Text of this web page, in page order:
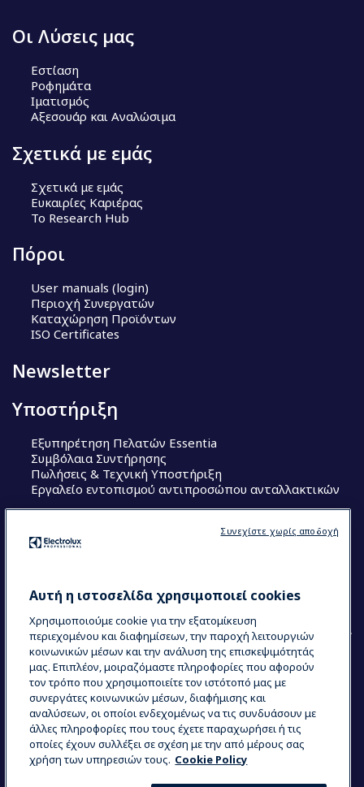
Οι Λύσεις μας
Εστίαση
Ροφημάτα
Ιματισμός
Αξεσουάρ και Αναλώσιμα
Σχετικά με εμάς
Σχετικά με εμάς
Ευκαιρίες Καριέρας
Το Research Hub
Πόροι
User manuals (login)
Περιοχή Συνεργατών
Καταχώρηση Προϊόντων
ISO Certificates
Newsletter
Υποστήριξη
Εξυπηρέτηση Πελατών Essentia
Συμβόλαια Συντήρησης
Πωλήσεις & Τεχνική Υποστήριξη
Εργαλείο εντοπισμού αντιπροσώπου ανταλλακτικών
Electrolux Professional Ακαδημία Chef
COUNTRY AND LANGUAGE
Η ΕΠΙΛΟΓΉ ΣΑΣ: ΕΛΛΗΝΙΚΆ
Data Privacy Statement
Cookie Policy
Αυτή η ιστοσελίδα χρησιμοποιεί cookies
Χρησιμοποιούμε cookie για την εξατομίκευση
περιεχομένου και διαφημίσεων, την παροχή λειτουργιών
κοινωνικών μέσων και την ανάλυση της επισκεψιμότητάς
μας. Επιπλέον, μοιραζόμαστε πληροφορίες που αφορούν
τον τρόπο που χρησιμοποιείτε τον ιστότοπό μας με
συνεργάτες κοινωνικών μέσων, διαφήμισης και
αναλύσεων, οι οποίοι ενδεχομένως να τις συνδυάσουν με
άλλες πληροφορίες που τους έχετε παραχωρήσει ή τις
οποίες έχουν συλλέξει σε σχέση με την από μέρους σας
χρήση των υπηρεσιών τους. Cookie Policy
Συνεχίστε χωρίς αποδοχή